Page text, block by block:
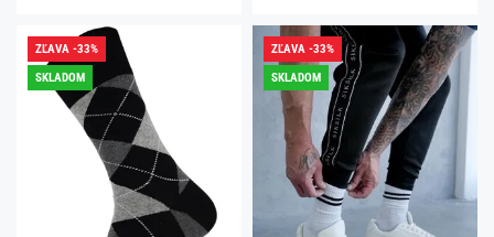
ZĽAVA -33%
SKLADOM
ZĽAVA -33%
SKLADOM